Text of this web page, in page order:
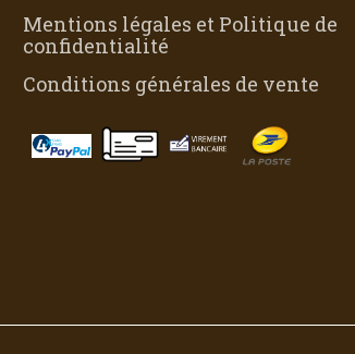
Mentions légales et Politique de
confidentialité
Conditions générales de vente